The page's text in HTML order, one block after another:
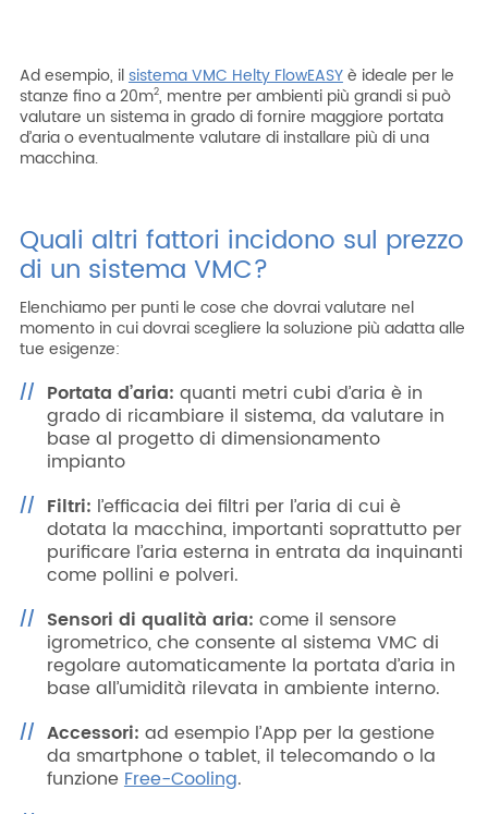
Ad esempio, ilsistema VMC Helty FlowEASYè ideale per le
stanze fino a 20m2, mentre per ambienti più grandi si può
valutare un sistema in grado di fornire maggiore portata
d’aria o eventualmente valutare di installare più di una
macchina.
Quali altri fattori incidono sul prezzo
di un sistema VMC?
Elenchiamo per punti le cose che dovrai valutare nel
momento in cui dovrai scegliere la soluzione più adatta alle
tue esigenze:
Portata d’aria: quanti metri cubi d’aria è in
grado di ricambiare il sistema, da valutare in
base al progetto di dimensionamento
impianto
Filtri: l’efficacia dei filtri per l’aria di cui è
dotata la macchina, importanti soprattutto per
purificare l’aria esterna in entrata da inquinanti
come pollini e polveri.
Sensori di qualità aria: come il sensore
igrometrico, che consente al sistema VMC di
regolare automaticamente la portata d’aria in
base all’umidità rilevata in ambiente interno.
Accessori: ad esempio l’App per la gestione
da smartphone o tablet, il telecomando o la
funzioneFree-Cooling.